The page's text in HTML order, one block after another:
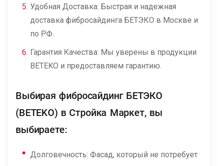
Удобная Доставка: Быстрая и надежная
доставка фибросайдинга БЕТЭКО в Москве и
по РФ.
Гарантия Качества: Мы уверены в продукции
BETEKO и предоставляем гарантию.
Выбирая фибросайдинг БЕТЭКО
(BETEKO) в Стройка Маркет, вы
выбираете:
Долговечность: Фасад, который не потребует